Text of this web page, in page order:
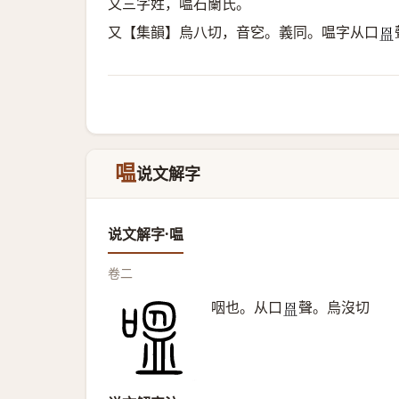
又【集韻】烏八切，音穵。義同。嗢字从口𥁕
嗢说文解字
说文解字·嗢
卷二
咽也。从口𥁕聲。烏沒切